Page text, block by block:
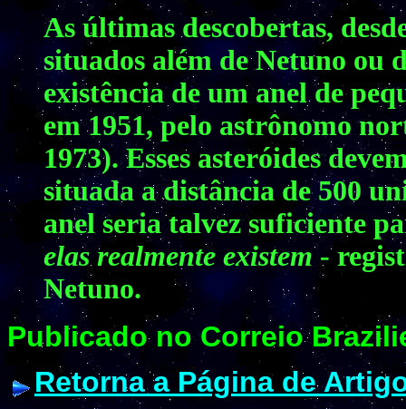
As últimas descobertas,
situados além de Netuno ou
existência de um anel de
em 1951, pelo astrônomo
1973). Esses asteróides
situada a distância de 500
anel seria talvez suficiente
elas realmente existem-
Netuno.
Publicado no Correio
Retorna a Página de